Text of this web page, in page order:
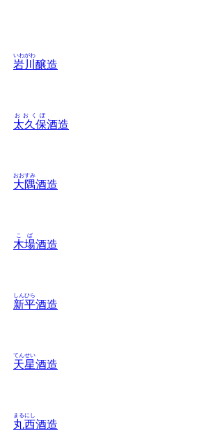
岩川
いわがわ
醸造
太久保
おおくぼ
酒造
大隅
おおすみ
酒造
木場
こば
酒造
新平
しんひら
酒造
天星
てんせい
酒造
丸西
まるにし
酒造